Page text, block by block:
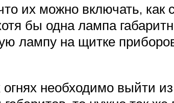
их можно включать,
бы одна лампа
лампу на щитке
необходимо выйти